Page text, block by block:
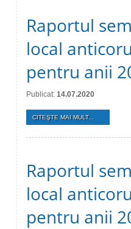
Raportul
local
pentru anii
Publicat: 14.07.2020
CITEŞTE MAI MULT...
Raportul
local
pentru anii